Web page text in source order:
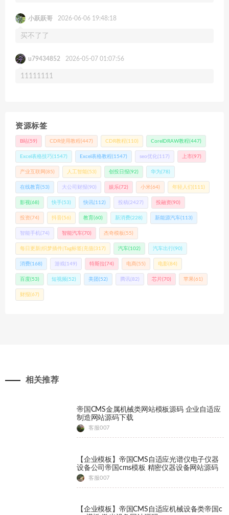
小跃跃哥 2026-06-06 19:48:18
买不了了
u79434852 2026-05-07 01:07:56
11111111
资源标签
B站(59) CDR使用教程(447) CDR教程(110) CorelDRAW教程(447)
Excel表格技巧(1547) Excel表格教程(1547) seo优化(117) 上市(97)
产业互联网 (85) 人工智能(53) 创投日报(92) 华为(78)
在线教育(53) 大公司财报(90) 娱乐(72) 小米(64) 年轻人们 (111)
影视(68) 快手(53) 快讯(112) 投稿 (2427) 投融资(90)
投资(74) 抖音(56) 教育(60) 新消费(228) 新能源汽车(113)
智能手机(74) 智能汽车(70) 杰奇模板(55)
每日更新|织梦插件|Tag标签|充值(317) 汽车(102) 汽车出行(90)
消费(168) 游戏(149) 特斯拉(74) 电商(55) 电影(84)
百度(53) 短视频(52) 美团 (52) 腾讯(82) 芯片(70) 苹果(61)
财报(67)
相关推荐
帝国CMS金属机械类网站模板源码 企业自适应
制造网站源码下载
客服007
【企业模板】帝国CMS自适应光谱仪电子仪器
设备公司帝国cms模板 精密仪器设备网站源码
客服007
【企业模板】帝国CMS自适应机械设备类帝国c